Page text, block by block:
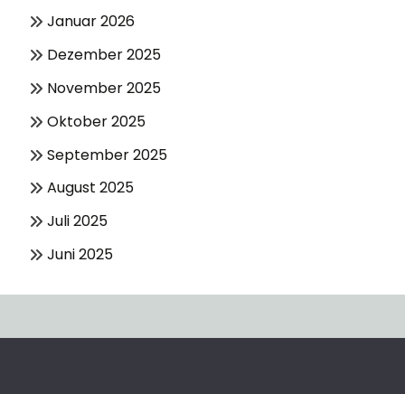
Januar 2026
Dezember 2025
November 2025
Oktober 2025
September 2025
August 2025
Juli 2025
Juni 2025